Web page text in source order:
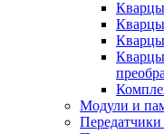
Модули и